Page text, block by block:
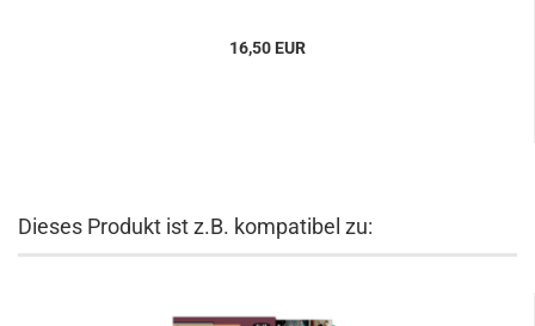
16,50 EUR
Dieses Produkt ist z.B. kompatibel zu: